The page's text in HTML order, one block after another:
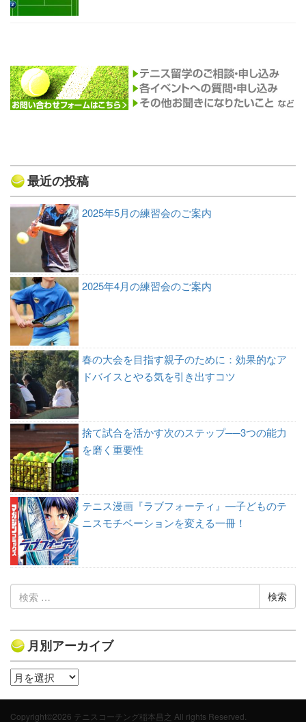
最近の投稿
2025年5月の練習会のご案内
2025年4月の練習会のご案内
春の大会を目指す親子のために：効果的なア
ドバイスとやる気を引き出すコツ
捨て試合を活かす次のステップ──3つの能力
を磨く重要性
テニス漫画『ラブフォーティ』—子どものテ
ニスモチベーションを変える一冊！
検
索:
月別アーカイブ
月
ア
Copyright©2026 テニスコーチング稲本昌之 All rights Reserved.